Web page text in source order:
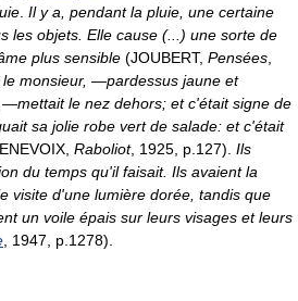
. Il y a, pendant la pluie, une certaine
les objets. Elle cause (...) une sorte de
plus sensible (JOUBERT, Pensées,
le monsieur, —pardessus jaune et
le nez dehors; et c'était signe de
sa jolie robe vert de salade: et c'était
Raboliot, 1925, p.127). Ils
du temps qu'il faisait. Ils avaient la
visite d'une lumière dorée, tandis que
un voile épais sur leurs visages et leurs
, 1947, p.1278).